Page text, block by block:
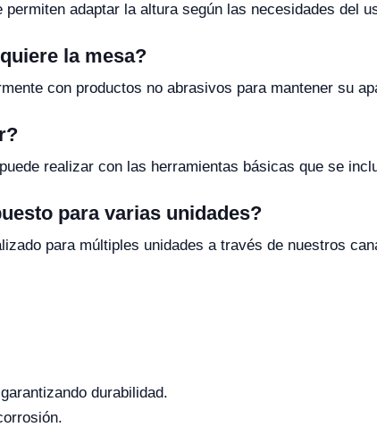
adaptar la altura según las necesidades del
la mesa?
con productos no abrasivos para mantener su
realizar con las herramientas básicas que se
para varias unidades?
para múltiples unidades a través de nuestros
durabilidad.